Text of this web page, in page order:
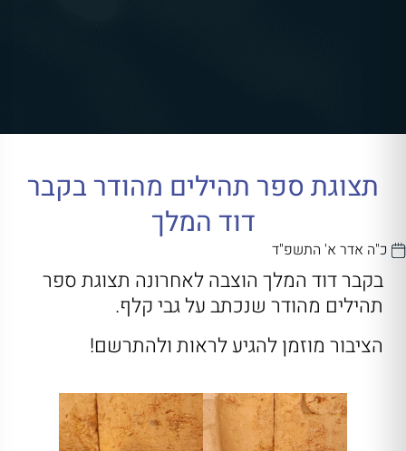
תצוגת ספר תהילים מהודר בקבר
דוד המלך
כ"ה אדר א' התשפ"ד
בקבר דוד המלך הוצבה לאחרונה תצוגת ספר
תהילים מהודר שנכתב על גבי קלף.
הציבור מוזמן להגיע לראות ולהתרשם!